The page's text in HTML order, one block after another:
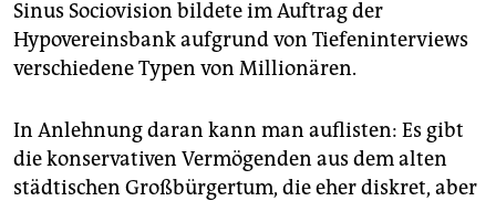
Sinus Sociovision bildete im Auftrag der
Hypovereinsbank aufgrund von Tiefeninterviews
verschiedene Typen von Millionären.
In Anlehnung daran kann man auflisten: Es gibt
die konservativen Vermögenden aus dem alten
städtischen Großbürgertum, die eher diskret, aber